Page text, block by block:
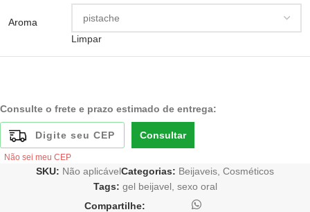
Aroma
Limpar
Consulte o frete e prazo estimado de entrega:
Consultar
Não sei meu CEP
SKU: Não aplicávelCategorias: Beijaveis, Cosméticos
Tags: gel beijavel, sexo oral
Compartilhe: